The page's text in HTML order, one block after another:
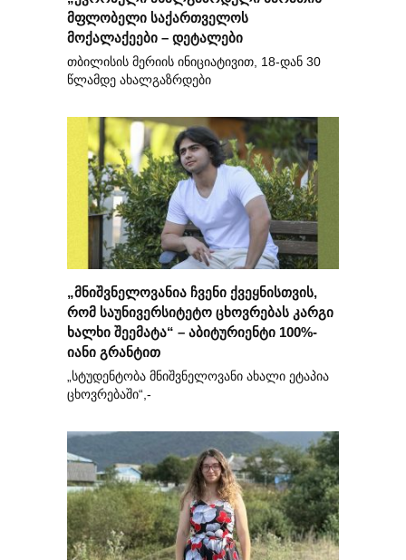
მფლობელი საქართველოს
მოქალაქეები – დეტალები
თბილისის მერიის ინიციატივით, 18-დან 30
წლამდე ახალგაზრდები
„მნიშვნელოვანია ჩვენი ქვეყნისთვის,
რომ საუნივერსიტეტო ცხოვრებას კარგი
ხალხი შეემატა“ – აბიტურიენტი 100%-
იანი გრანტით
„სტუდენტობა მნიშვნელოვანი ახალი ეტაპია
ცხოვრებაში“,-